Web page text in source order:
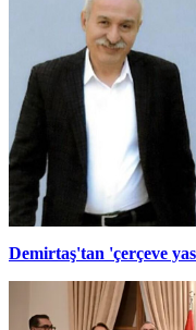
Demirtaş'tan 'çerçeve